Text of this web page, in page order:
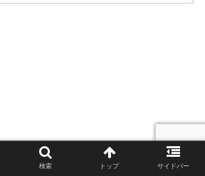
検索 トップ サイドバー